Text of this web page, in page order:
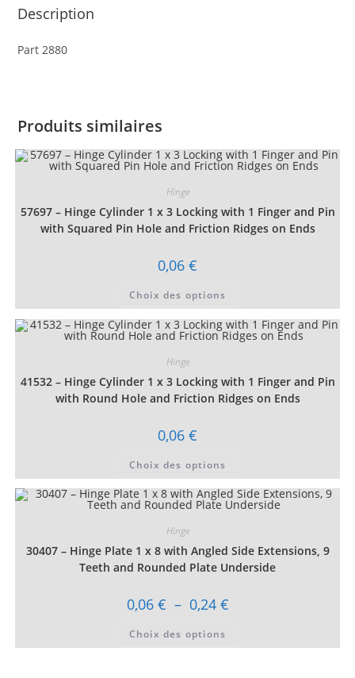
Description
Part 2880
Produits similaires
Hinge
57697 – Hinge Cylinder 1 x 3 Locking with 1 Finger and Pin
with Squared Pin Hole and Friction Ridges on Ends
0,06 €
Choix des options
a
plusieurs
variations.
Les
être
choisies
sur
la
Hinge
41532 – Hinge Cylinder 1 x 3 Locking with 1 Finger and Pin
with Round Hole and Friction Ridges on Ends
0,06 €
Choix des options
a
plusieurs
variations.
Les
être
choisies
sur
Hinge
30407 – Hinge Plate 1 x 8 with Angled Side Extensions, 9
Teeth and Rounded Plate Underside
0,06 € – 0,24 €Plage
de
à
Choix des options
a